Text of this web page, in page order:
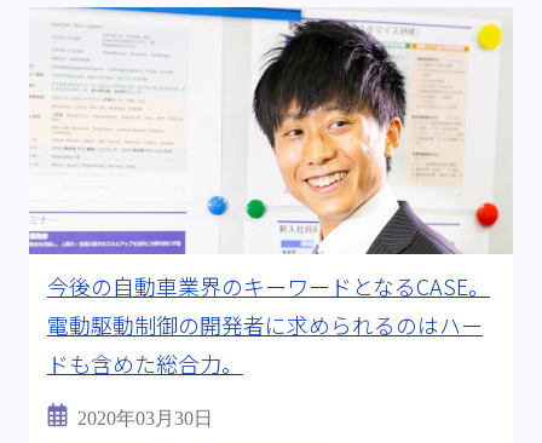
今後の自動車業界のキーワードとなるCASE。
電動駆動制御の開発者に求められるのはハー
ドも含めた総合力。
2020年03月30日